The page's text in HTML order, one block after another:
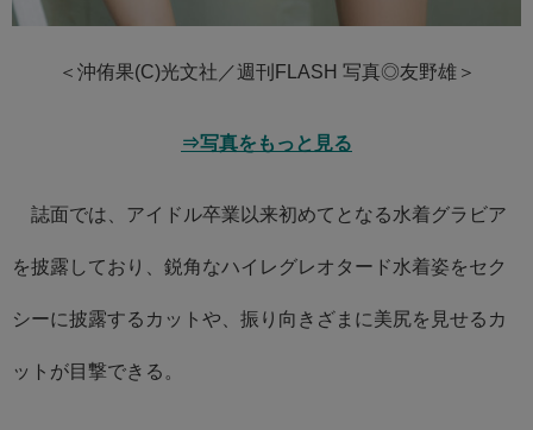
＜沖侑果(C)光文社／週刊FLASH 写真◎友野雄＞
⇒写真をもっと見る
誌面では、アイドル卒業以来初めてとなる水着グラビア
を披露しており、鋭角なハイレグレオタード水着姿をセク
シーに披露するカットや、振り向きざまに美尻を見せるカ
ットが目撃できる。